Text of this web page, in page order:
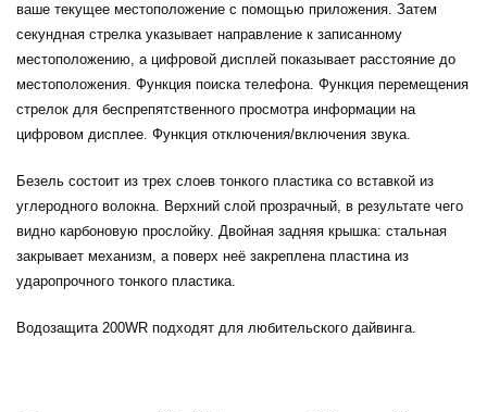
ваше текущее местоположение с помощью приложения. Затем
секундная стрелка указывает направление к записанному
местоположению, а цифровой дисплей показывает расстояние до
местоположения. Функция поиска телефона. Функция перемещения
стрелок для беспрепятственного просмотра информации на
цифровом дисплее. Функция отключения/включения звука.
Безель состоит из трех слоев тонкого пластика со вставкой из
углеродного волокна. Верхний слой прозрачный, в результате чего
видно карбоновую прослойку. Двойная задняя крышка: стальная
закрывает механизм, а поверх неё закреплена пластина из
ударопрочного тонкого пластика.
Водозащита 200WR подходят для любительского дайвинга.